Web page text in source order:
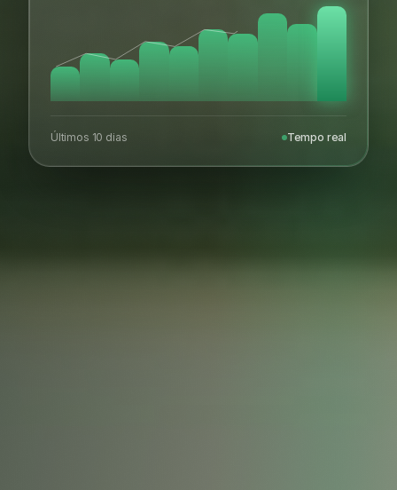
Últimos 10 dias Tempo real